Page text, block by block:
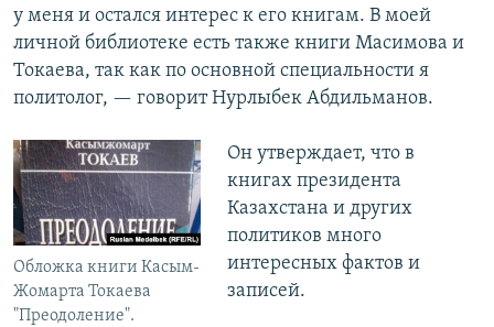
у меня и остался интерес к его книгам. В моей
личной библиотеке есть также книги Масимова и
Токаева, так как по основной специальности я
политолог, — говорит Нурлыбек Абдильманов.
Обложка книги Касым-
Жомарта Токаева
"Преодоление".
Он утверждает, что в
книгах президента
Казахстана и других
политиков много
интересных фактов и
записей.